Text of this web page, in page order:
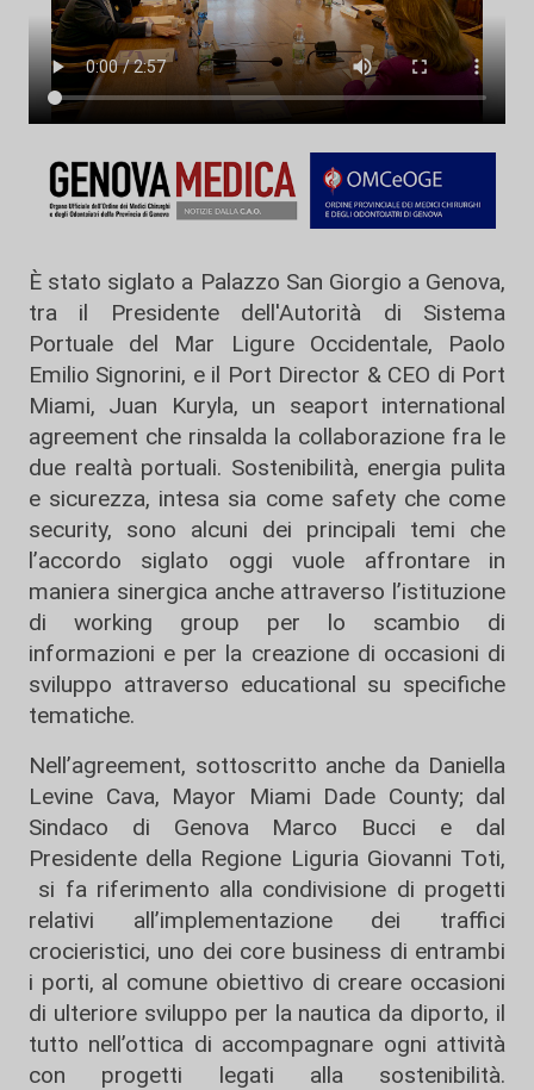
È stato siglato a Palazzo San Giorgio a Genova,
tra il Presidente dell'Autorità di Sistema
Portuale del Mar Ligure Occidentale, Paolo
Emilio Signorini, e il Port Director & CEO di Port
Miami, Juan Kuryla, un seaport international
agreement che rinsalda la collaborazione fra le
due realtà portuali. Sostenibilità, energia pulita
e sicurezza, intesa sia come safety che come
security, sono alcuni dei principali temi che
l’accordo siglato oggi vuole affrontare in
maniera sinergica anche attraverso l’istituzione
di working group per lo scambio di
informazioni e per la creazione di occasioni di
sviluppo attraverso educational su specifiche
tematiche.
Nell’agreement, sottoscritto anche da Daniella
Levine Cava, Mayor Miami Dade County; dal
Sindaco di Genova Marco Bucci e dal
Presidente della Regione Liguria Giovanni Toti,
si fa riferimento alla condivisione di progetti
relativi all’implementazione dei traffici
crocieristici, uno dei core business di entrambi
i porti, al comune obiettivo di creare occasioni
di ulteriore sviluppo per la nautica da diporto, il
tutto nell’ottica di accompagnare ogni attività
con progetti legati alla sostenibilità.